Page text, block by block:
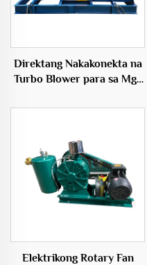
Direktang Nakakonekta na
Turbo Blower para sa Mga
Bultong Elektrikong Blower
Elektrikong Rotary Fan